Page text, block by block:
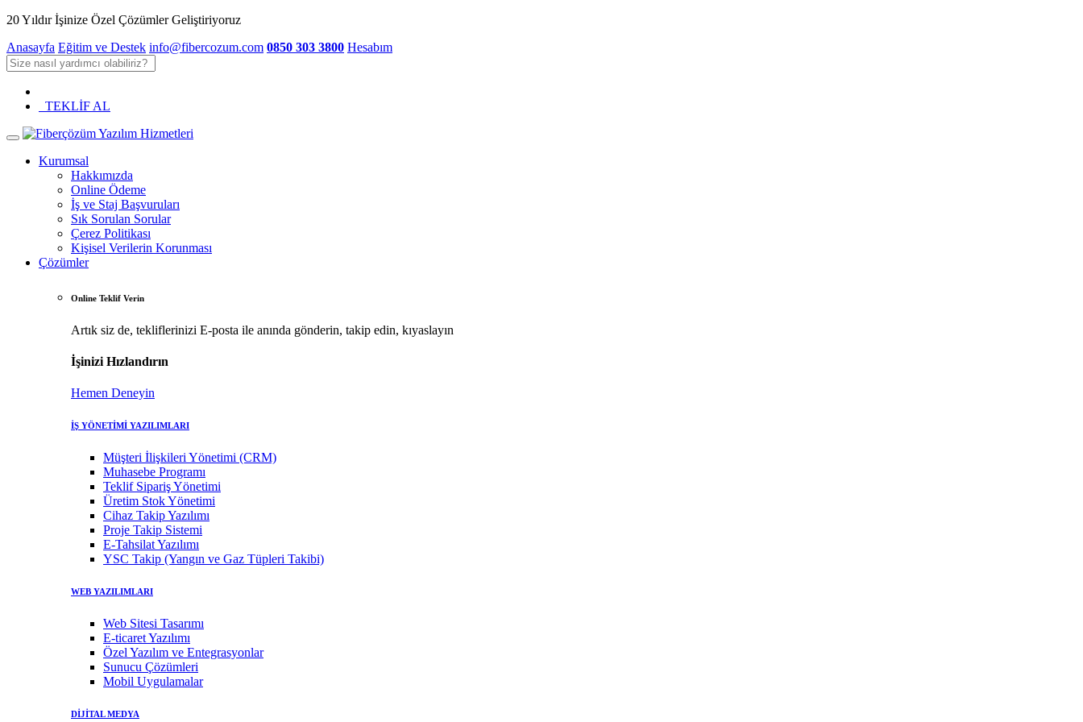
20 Yıldır İşinize Özel Çözümler Geliştiriyoruz
Anasayfa Eğitim ve Destek info@fibercozum.com 0850 303 3800 Hesabım
TEKLİF AL
Kurumsal
Hakkımızda
Online Ödeme
İş ve Staj Başvuruları
Sık Sorulan Sorular
Çerez Politikası
Kişisel Verilerin Korunması
Çözümler
Online Teklif Verin
Artık siz de, tekliflerinizi E-posta ile anında gönderin, takip edin, kıyaslayın
İşinizi Hızlandırın
Hemen Deneyin
İŞ YÖNETİMİ YAZILIMLARI
Müşteri İlişkileri Yönetimi (CRM)
Muhasebe Programı
Teklif Sipariş Yönetimi
Üretim Stok Yönetimi
Cihaz Takip Yazılımı
Proje Takip Sistemi
E-Tahsilat Yazılımı
YSC Takip (Yangın ve Gaz Tüpleri Takibi)
WEB YAZILIMLARI
Web Sitesi Tasarımı
E-ticaret Yazılımı
Özel Yazılım ve Entegrasyonlar
Sunucu Çözümleri
Mobil Uygulamalar
DİJİTAL MEDYA